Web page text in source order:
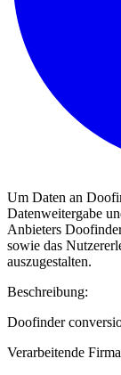
Um Daten an
Datenweitergabe
Anbieters
sowie das
auszugestalten.
Beschreibung:
Doofinder
Verarbeitende